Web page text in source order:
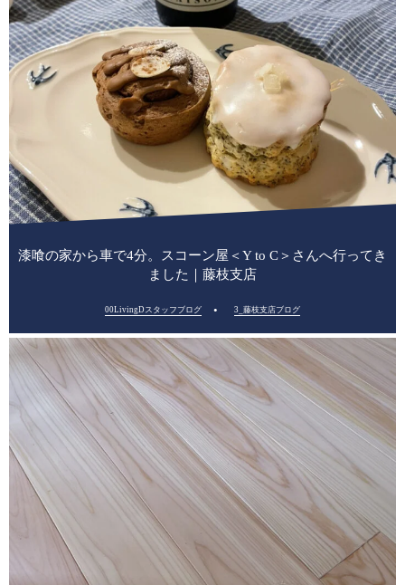
漆喰の家から車で4分。スコーン屋＜Y to C＞さんへ行ってき
ました｜藤枝支店
00LivingDスタッフブログ 3_藤枝支店ブログ